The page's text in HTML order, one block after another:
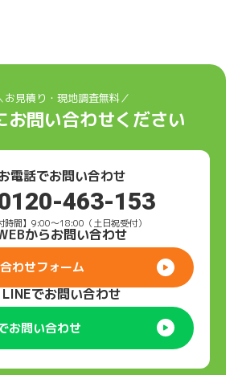
お見積り・現地調査無料／
お問い合わせください
電話でお問い合わせ
463-153
時間】9:00〜18:00（土日祝受付）
からお問い合わせ
わせフォーム
LINEでお問い合わせ
お問い合わせ